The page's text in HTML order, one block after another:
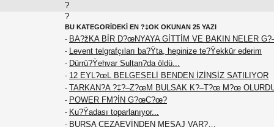
?
?
BU KATEGORİDEKİ EN ?‡OK OKUNAN 25 YAZI
- BA?žKA BİR D?œNYAYA GİTTİM VE BAKIN NELER
- Levent telgrafçıları ba?Ÿta, hepinize te?Ÿekkür ederim
- Dürrü?Ÿehvar Sultan?da öldü...
- 12 EYL?œL BELGESELİ BENDEN İZİNSİZ SATILIYOR
- TARKAN?A ?‡?–Z?œM BULSAK K?–T?œ M?œ
- POWER FM?İN G?œC?œ?
- Ku?Ÿadası toparlanıyor...
- BURSA CEZAEVİNDEN MESAJ VAR?…